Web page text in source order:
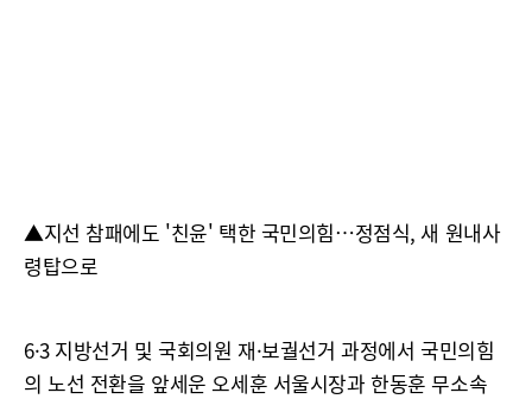
▲지선 참패에도 '친윤' 택한 국민의힘…정점식, 새 원내사
령탑으로
6·3 지방선거 및 국회의원 재·보궐선거 과정에서 국민의힘
의 노선 전환을 앞세운 오세훈 서울시장과 한동훈 무소속